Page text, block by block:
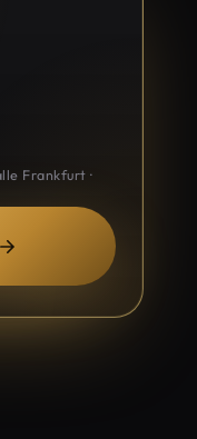
Frankfurt ·